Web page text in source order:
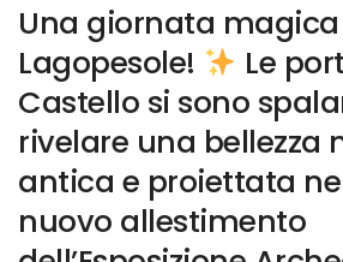
Una giornata
Lagopesole!
Le
Castello si sono
rivelare una bellezza
antica e proiettata
nuovo allestimento